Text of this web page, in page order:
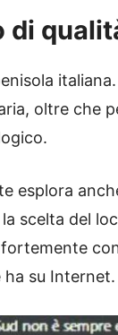
di
oltre che
esplora
scelta del
ha su Internet.